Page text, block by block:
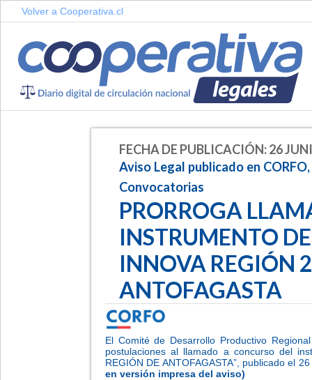
Volver a Cooperativa.cl
FECHA DE PUBLICACIÓN: 26
Aviso Legal publicado en
Convocatorias
PRORROGA
INSTRUMENTO
INNOVA REGIÓN
ANTOFAGASTA
El Comité de Desarrollo Productivo
postulaciones al llamado a concurso del
REGIÓN DE ANTOFAGASTA”, publicado el
en versión impresa del aviso)